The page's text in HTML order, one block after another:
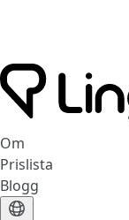
Om
Prislista
Blogg